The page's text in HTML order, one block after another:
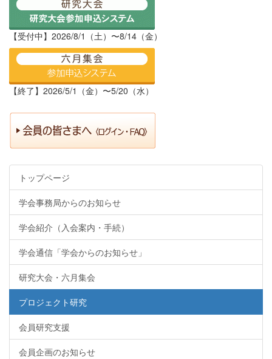
【受付中】2026/8/1（土）〜8/14（金）
【終了】2026/5/1（金）〜5/20（水）
トップページ
学会事務局からのお知らせ
学会紹介（入会案内・手続）
学会通信「学会からのお知らせ」
研究大会・六月集会
プロジェクト研究
会員研究支援
会員企画のお知らせ